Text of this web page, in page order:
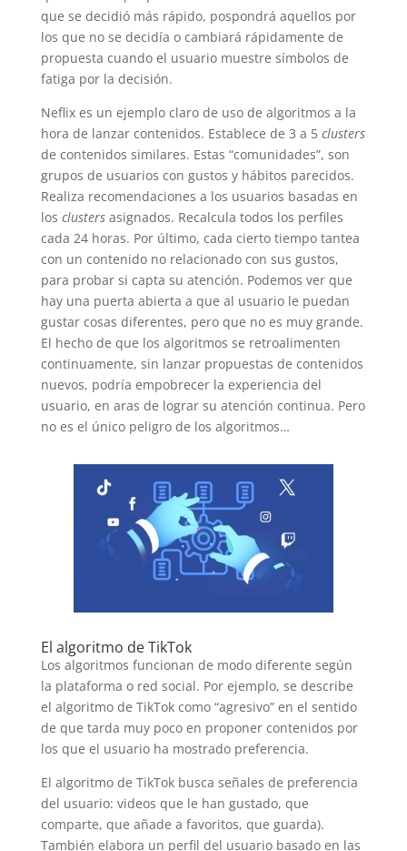
que se decidió más rápido, pospondrá aquellos por
los que no se decidía o cambiará rápidamente de
propuesta cuando el usuario muestre símbolos de
fatiga por la decisión.
Neflix es un ejemplo claro de uso de algoritmos a la
hora de lanzar contenidos. Establece de 3 a 5 clusters
de contenidos similares. Estas “comunidades”, son
grupos de usuarios con gustos y hábitos parecidos.
Realiza recomendaciones a los usuarios basadas en
los clusters asignados. Recalcula todos los perfiles
cada 24 horas. Por último, cada cierto tiempo tantea
con un contenido no relacionado con sus gustos,
para probar si capta su atención. Podemos ver que
hay una puerta abierta a que al usuario le puedan
gustar cosas diferentes, pero que no es muy grande.
El hecho de que los algoritmos se retroalimenten
continuamente, sin lanzar propuestas de contenidos
nuevos, podría empobrecer la experiencia del
usuario, en aras de lograr su atención continua. Pero
no es el único peligro de los algoritmos…
El algoritmo de TikTok
Los algoritmos funcionan de modo diferente según
la plataforma o red social. Por ejemplo, se describe
el algoritmo de TikTok como “agresivo” en el sentido
de que tarda muy poco en proponer contenidos por
los que el usuario ha mostrado preferencia.
El algoritmo de TikTok busca señales de preferencia
del usuario: videos que le han gustado, que
comparte, que añade a favoritos, que guarda).
También elabora un perfil del usuario basado en las